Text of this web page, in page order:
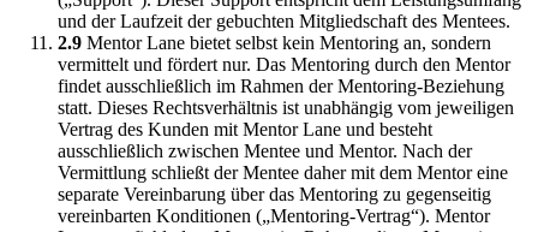
und der Laufzeit der gebuchten Mitgliedschaft des Mentees.
2.9 Mentor Lane bietet selbst kein Mentoring an, sondern
vermittelt und fördert nur. Das Mentoring durch den Mentor
findet ausschließlich im Rahmen der Mentoring-Beziehung
statt. Dieses Rechtsverhältnis ist unabhängig vom jeweiligen
Vertrag des Kunden mit Mentor Lane und besteht
ausschließlich zwischen Mentee und Mentor. Nach der
Vermittlung schließt der Mentee daher mit dem Mentor eine
separate Vereinbarung über das Mentoring zu gegenseitig
vereinbarten Konditionen („Mentoring-Vertrag“). Mentor